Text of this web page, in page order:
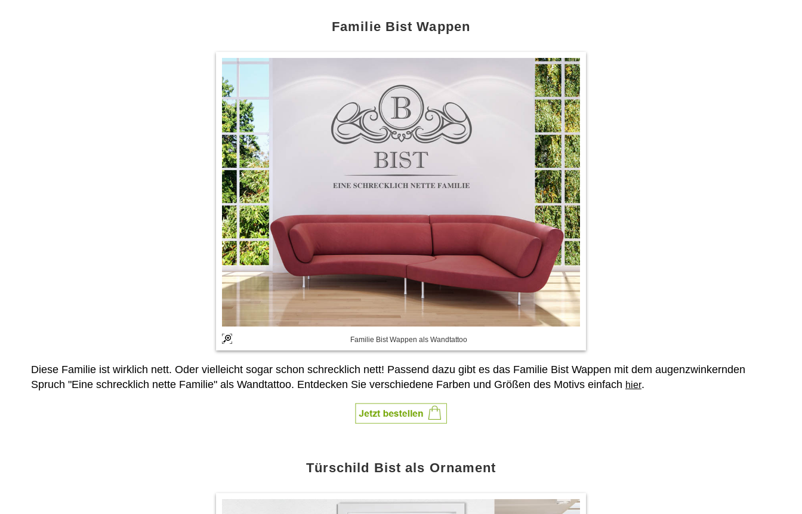
Familie Bist Wappen
Familie Bist Wappen als Wandtattoo
Diese Familie ist wirklich nett. Oder vielleicht sogar schon schrecklich nett! Passend dazu gibt es das Familie Bist Wappen mit dem augenzwinkernden
Spruch "Eine schrecklich nette Familie" als Wandtattoo. Entdecken Sie verschiedene Farben und Größen des Motivs einfach hier.
Türschild Bist als Ornament